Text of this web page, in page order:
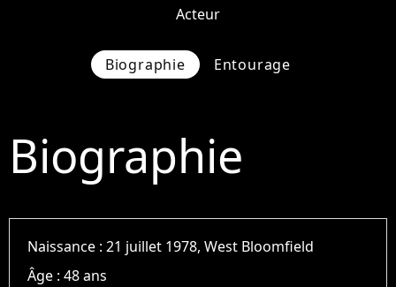
Acteur
Biographie Entourage
Biographie
Naissance :21 juillet 1978, West Bloomfield
Âge :48 ans